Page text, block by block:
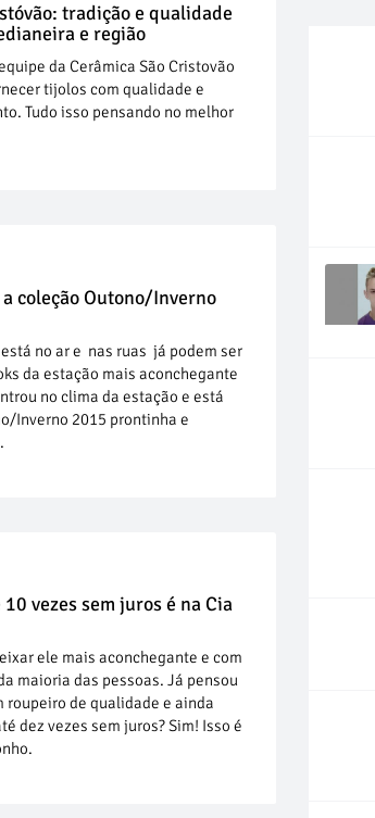
tradição e qualidade
e região
da Cerâmica São Cristovão
tijolos com qualidade e
Tudo isso pensando no melhor
coleção Outono/Inverno
no ar e nas ruas já podem ser
da estação mais aconchegante
no clima da estação e está
Inverno 2015 prontinha e
vezes sem juros é na Cia
ele mais aconchegante e com
maioria das pessoas. Já pensou
roupeiro de qualidade e ainda
dez vezes sem juros? Sim! Isso é